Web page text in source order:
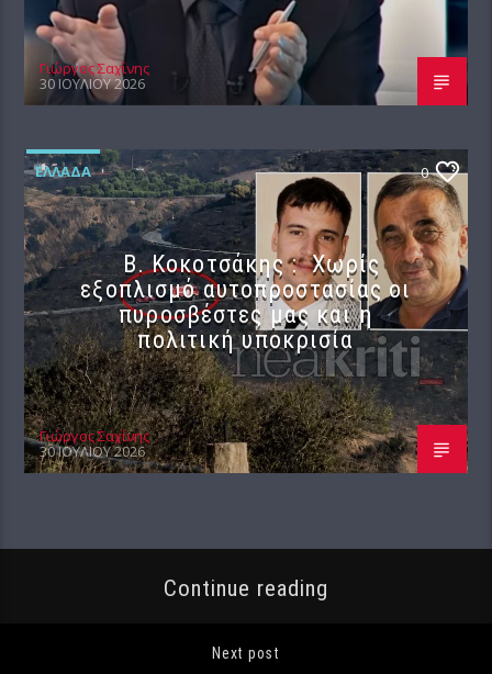
Γιώργος Σαχίνης
30 ΙΟΥΛΊΟΥ 2026
ΕΛΛΆΔΑ 0
Β. Κοκοτσάκης : Χωρίς
εξοπλισμό αυτοπροστασίας οι
πυροσβέστες μας και η
πολιτική υποκρισία
Γιώργος Σαχίνης
30 ΙΟΥΛΊΟΥ 2026
Continue reading
Next post